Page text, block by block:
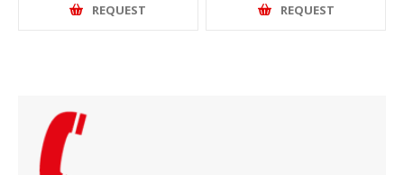
REQUEST REQUEST